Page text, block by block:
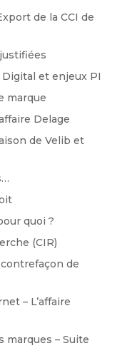
de la CCI de
et enjeux PI
marque
Delage
de Velib et
quoi ?
(CIR)
de
– L’affaire
marques – Suite